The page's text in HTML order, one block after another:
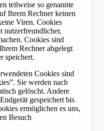
teilweise so genannte
Ihrem Rechner keinen
Viren. Cookies
nutzerfreundlicher,
Cookies sind
Rechner abgelegt
speichert.
Cookies sind
Sie werden nach
gelöscht. Andere
gespeichert bis
ermöglichen es uns,
Besuch